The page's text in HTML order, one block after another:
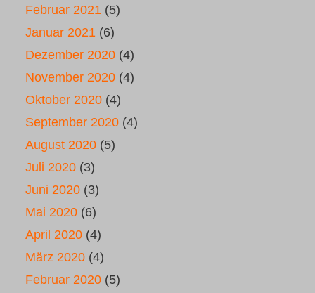
Februar 2021 (5)
Januar 2021 (6)
Dezember 2020 (4)
November 2020 (4)
Oktober 2020 (4)
September 2020 (4)
August 2020 (5)
Juli 2020 (3)
Juni 2020 (3)
Mai 2020 (6)
April 2020 (4)
März 2020 (4)
Februar 2020 (5)